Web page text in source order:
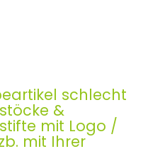
schlecht
&
mit Logo /
mit Ihrer